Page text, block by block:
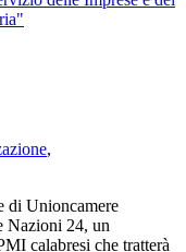
,
di Unioncamere
Nazioni 24, un
calabresi che tratterà